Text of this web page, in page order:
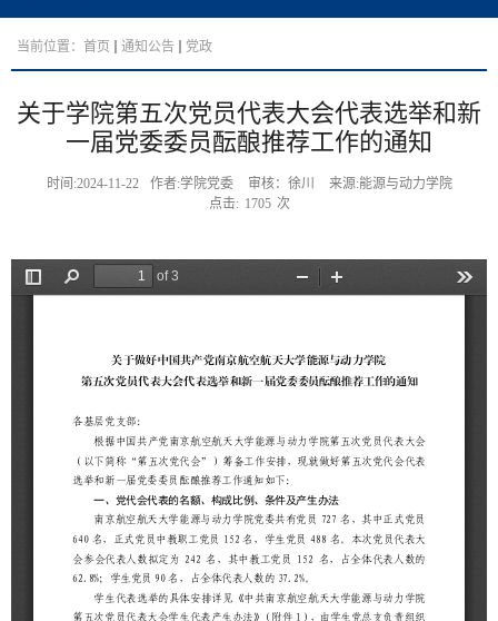
当前位置： 首页 通知公告 党政
关于学院第五次党员代表大会代表选举和新
一届党委委员酝酿推荐工作的通知
时间:2024-11-22 作者:学院党委 审核：徐川
来源:能源与动力学院
点击: 1705 次